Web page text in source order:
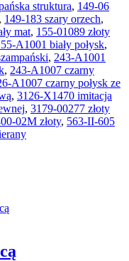
struktura, 149-06
, 149-183 szary orzech,
mat, 155-01089 złoty
A1001 biały połysk,
, 243-A1001
, 243-A1007 czarny
A1007 czarny połysk ze
, 3126-X1470 imitacja
, 3179-00277 złoty
02M złoty, 563-II-605